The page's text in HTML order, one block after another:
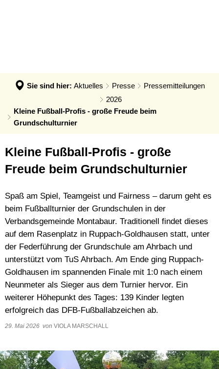
Notdienste
Öffentliche Ausschreibungen
Öffentliche Bekanntmachungen
Termine
Friedhof - Bestattungen
Generationenbüro
Ordnungsamt
Rentenberatung
Schadensmelder
Standesamt
Wasser & Abwasser
Beauftragte
Mobilität
Steuern, Haushalt & Finanzen
Elektronische Kommunikation
Verbandsgemeindehaus
Forst
Bildung & Soziales
Kultur & Freizeit
Sie sind hier: Aktuelles Presse
Pressemitteilungen
2026
Kleine Fußball-Profis - große Freude beim
Grundschulturnier
Kleine Fußball-Profis - große
Freude beim Grundschulturnier
Spaß am Spiel, Teamgeist und Fairness – darum geht es
beim Fußballturnier der Grundschulen in der
Verbandsgemeinde Montabaur. Traditionell findet dieses
auf dem Rasenplatz in Ruppach-Goldhausen statt, unter
der Federführung der Grundschule am Ahrbach und
unterstützt vom TuS Ahrbach. Am Ende ging Ruppach-
Goldhausen im spannenden Finale mit 1:0 nach einem
Neunmeter als Sieger aus dem Turnier hervor. Ein
weiterer Höhepunkt des Tages: 139 Kinder legten
erfolgreich das DFB-Fußballabzeichen ab.
29. Mai 2026 von VIOLA MARSCHALL